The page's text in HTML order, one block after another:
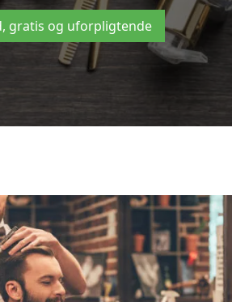
gratis og uforpligtende